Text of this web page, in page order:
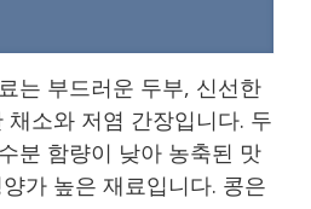
는 부드러운 두부, 신선한
소와 저염 간장입니다. 두
분 함량이 낮아 농축된 맛
가 높은 재료입니다. 콩은